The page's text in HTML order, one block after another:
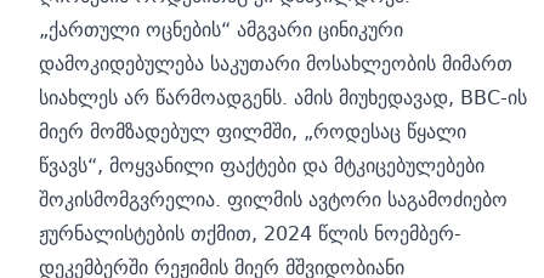
„ქართული ოცნების“ ამგვარი ცინიკური
დამოკიდებულება საკუთარი მოსახლეობის მიმართ
სიახლეს არ წარმოადგენს. ამის მიუხედავად, BBC-ის
მიერ მომზადებულ ფილმში, „როდესაც წყალი
წვავს“, მოყვანილი ფაქტები და მტკიცებულებები
შოკისმომგვრელია. ფილმის ავტორი საგამოძიებო
ჟურნალისტების თქმით, 2024 წლის ნოემბერ-
დეკემბერში რეჟიმის მიერ მშვიდობიანი